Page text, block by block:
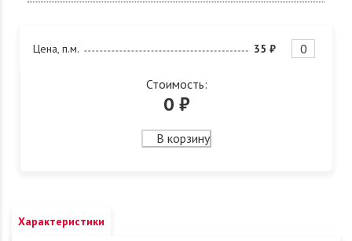
Цена, п.м. 35 ₽
Стоимость:
0 ₽
В корзину
Характеристики